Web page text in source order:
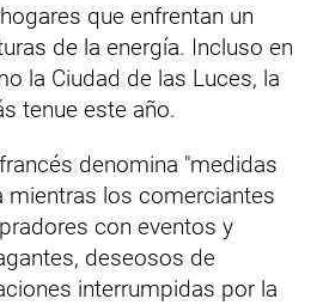
que enfrentan un
de la energía. Incluso en
la Ciudad de las Luces, la
tenue este año.
denomina "medidas
mientras los comerciantes
con eventos y
deseosos de
interrumpidas por la